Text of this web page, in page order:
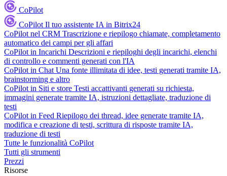
CoPilot
CoPilot Il tuo assistente IA in Bitrix24
CoPilot nel CRM Trascrizione e riepilogo chiamate, completamento
automatico dei campi per gli affari
CoPilot in Incarichi Descrizioni e riepiloghi degli incarichi, elenchi
di controllo e commenti generati con l'IA
CoPilot in Chat Una fonte illimitata di idee, testi generati tramite IA,
brainstorming e altro
CoPilot in Siti e store Testi accattivanti generati su richiesta,
immagini generate tramite IA, istruzioni dettagliate, traduzione di
testi
CoPilot in Feed Riepilogo dei thread, idee generate tramite IA,
modifica e creazione di testi, scrittura di risposte tramite IA,
traduzione di testi
Tutte le funzionalità CoPilot
Tutti gli strumenti
Prezzi
Risorse